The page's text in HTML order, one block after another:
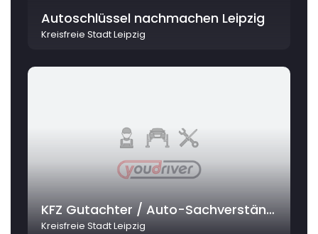
Autoschlüssel nachmachen Leipzig
Kreisfreie Stadt Leipzig
KFZ Gutachter / Auto-Sachverständiger Wolf
Kreisfreie Stadt Leipzig